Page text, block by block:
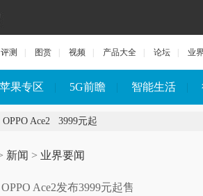
评测 图赏 视频 产品大全 论坛 业
苹果专区 5G前瞻 智能生活
OPPO Ace2 3999元起
新闻 > 业界要闻